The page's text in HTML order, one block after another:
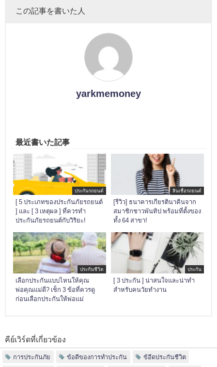
この記事を書いた人
yarkmemoney
最近書いた記事
ประกันรถยนต์
[ 5 ประเภทของประกันภัยรถยนต์
] และ [ 3 เหตุผล ] ที่ควรทำ
ประกันภัยรถยนต์กับวิริยะ!
สินเชื่อรถยนต์
[รีวิว] ธนาคารเกียรตินาคินจาก
สมาชิกชาวพันทิป พร้อมที่ตั้งของ
ทั้ง 64 สาขา!
ประกันชีวิต
เลือกประกันแบบไหนให้คุณ
พ่อคุณแม่ดี? เช็ก 3 ข้อที่ควรดู
ก่อนเลือกประกันให้พ่อแม่
ประกัน
[ 3 ประกัน ] น่าสนใจและน่าทำ
สำหรับคนวัยทำงาน
คีย์เวิร์ดที่เกี่ยวข้อง
การประกันภัย ข้อดีของการทำประกัน ข้อีดประกันชีวิต